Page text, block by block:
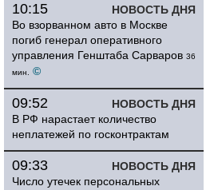
НОВОСТЬ ДНЯ
10:15
Во взорванном авто в Москве
погиб генерал оперативного
управления Генштаба Сарваров 36
мин.
©
НОВОСТЬ ДНЯ
09:52
В РФ нарастает количество
неплатежей по госконтрактам
НОВОСТЬ ДНЯ
09:33
Число утечек персональных